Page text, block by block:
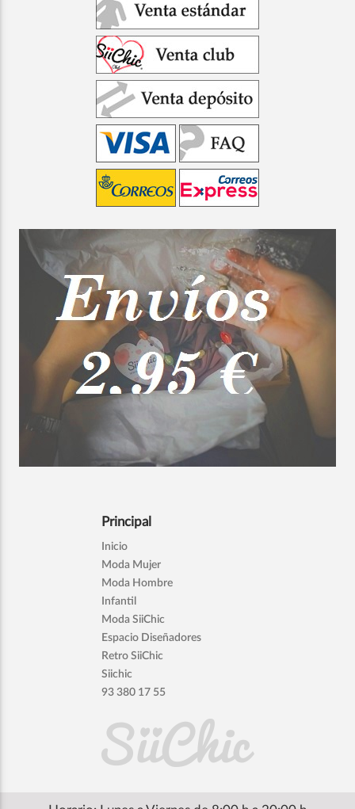
Principal
Inicio
Moda Mujer
Moda Hombre
Infantil
Moda SiiChic
Espacio Diseñadores
Retro SiiChic
Siichic
93 380 17 55